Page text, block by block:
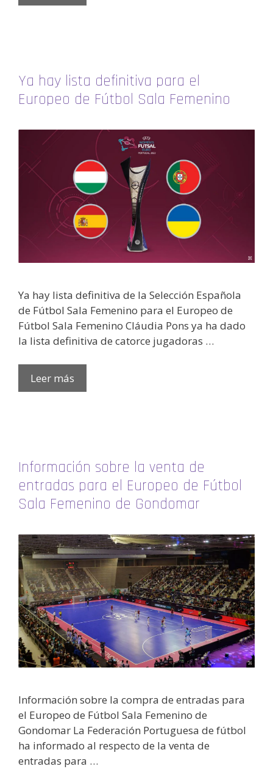
Ya hay lista definitiva para el
Europeo de Fútbol Sala Femenino
Ya hay lista definitiva de la Selección Española
de Fútbol Sala Femenino para el Europeo de
Fútbol Sala Femenino Cláudia Pons ya ha dado
la lista definitiva de catorce jugadoras …
Leer más
Información sobre la venta de
entradas para el Europeo de Fútbol
Sala Femenino de Gondomar
Información sobre la compra de entradas para
el Europeo de Fútbol Sala Femenino de
Gondomar La Federación Portuguesa de fútbol
ha informado al respecto de la venta de
entradas para …